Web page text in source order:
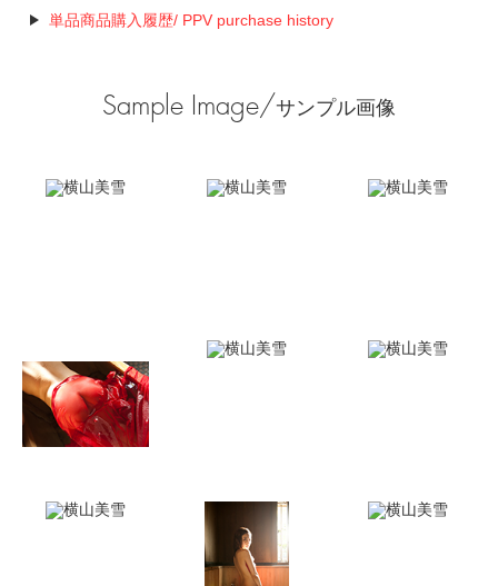
単品商品購入履歴/ PPV purchase history
Sample Image/サンプル画像